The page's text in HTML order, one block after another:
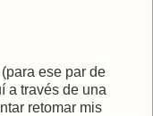
ese par de
a través de una
retomar mis